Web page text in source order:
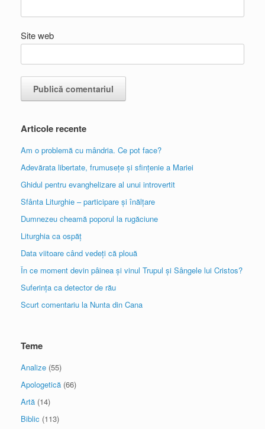
Site web
Articole recente
Am o problemă cu mândria. Ce pot face?
Adevărata libertate, frumusețe și sfințenie a Mariei
Ghidul pentru evanghelizare al unui introvertit
Sfânta Liturghie – participare și înălțare
Dumnezeu cheamă poporul la rugăciune
Liturghia ca ospăț
Data viitoare când vedeți că plouă
În ce moment devin pâinea și vinul Trupul și Sângele lui Cristos?
Suferința ca detector de rău
Scurt comentariu la Nunta din Cana
Teme
Analize (55)
Apologetică (66)
Artă (14)
Biblic (113)